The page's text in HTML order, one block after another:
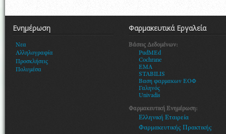
Ενημέρωση
Νεα
Αλληλογραφία
Προσκλήσεις
Πολυμέσα
Φαρμακευτικά Εργαλεία
Βάσεις Δεδομένων:
PudMEd
Cochrane
EMA
STABILIS
Βαση φαρμακων ΕΟΦ
Γαληνός
Univadis
Φαρμακευτική Ενημέρωση:
Ελληνική Εταιρεία
Φαρμακευτικής Πρακτικής